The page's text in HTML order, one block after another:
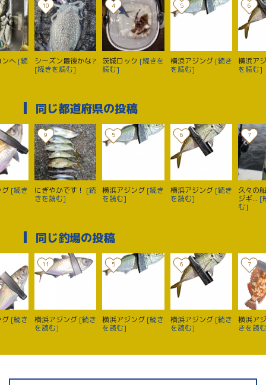
ンへ [続
10
シーズン最後かな?
[続きを読む]
4
茨城ロック [続きを
読む]
5
横浜アジング [続き
を読む]
6
横浜ア
を読む]
同じ都道府県の投稿
グ [続き
9
にぎやかです！ [続
きを読む]
5
横浜アジング [続き
を読む]
6
横浜アジング [続き
を読む]
7
久々の
ジギ... [
む]
同じ釣場の投稿
グ [続き
11
横浜アジング [続き
を読む]
5
横浜アジング [続き
を読む]
6
横浜アジング [続き
を読む]
7
横浜ア
きを読